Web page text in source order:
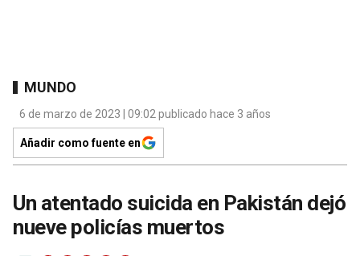
MUNDO
6 de marzo de 2023 | 09:02 publicado hace 3 años
Añadir como fuente en
Un atentado suicida en Pakistán dejó
nueve policías muertos